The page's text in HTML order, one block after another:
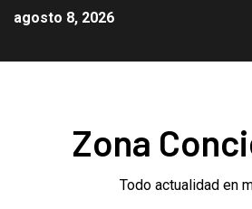
agosto 8, 2026
Zona
Todo actualidad en